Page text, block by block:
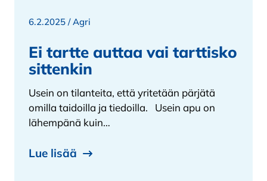
6.2.2025 /Agri
Ei tartte auttaa vai tarttisko
sittenkin
Usein on tilanteita, että yritetään pärjätä
omilla taidoilla ja tiedoilla. Usein apu on
lähempänä kuin…
Lue lisää